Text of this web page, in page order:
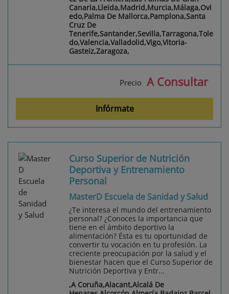
Canaria,Lleida,Madrid,Murcia,Málaga,Ovi
edo,Palma De Mallorca,Pamplona,Santa
Cruz De
Tenerife,Santander,Sevilla,Tarragona,Tole
do,Valencia,Valladolid,Vigo,Vitoria-
Gasteiz,Zaragoza,
Precio A Consultar
Infórmate
Curso Superior de Nutrición
Deportiva y Entrenamiento
Personal
MasterD Escuela de Sanidad y Salud
¿Te interesa el mundo del entrenamiento
personal? ¿Conoces la importancia que
tiene en el ámbito deportivo la
alimentación? Ésta es tu oportunidad de
convertir tu vocación en tu profesión. La
creciente preocupación por la salud y el
bienestar hacen que el Curso Superior de
Nutrición Deportiva y Entr...
,A Coruña,Alacant,Alcalá De